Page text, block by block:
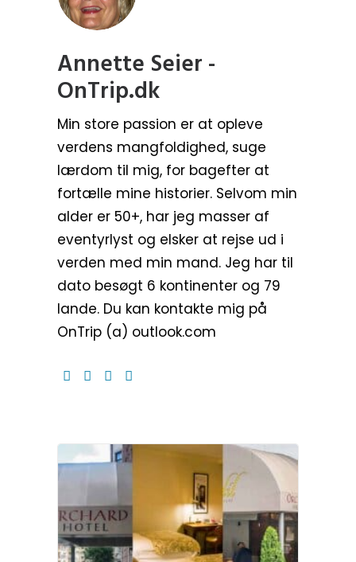
Annette Seier -
OnTrip.dk
Min store passion er at opleve
verdens mangfoldighed, suge
lærdom til mig, for bagefter at
fortælle mine historier. Selvom min
alder er 50+, har jeg masser af
eventyrlyst og elsker at rejse ud i
verden med min mand. Jeg har til
dato besøgt 6 kontinenter og 79
lande. Du kan kontakte mig på
OnTrip (a) outlook.com